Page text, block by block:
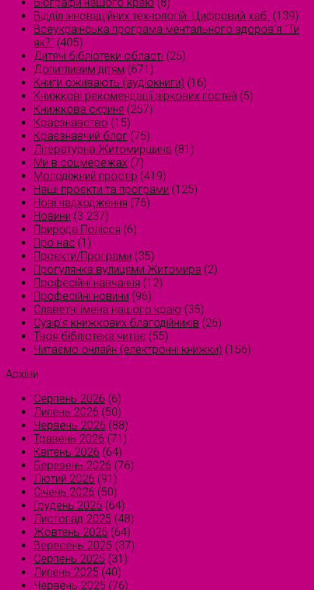
Відділ інноваційних технологій. Цифровий хаб. (139)
Всеукраїнська програма ментального здоров'я "Ти
як?" (405)
Дитячі бібліотеки області (25)
Допитливим дітям (671)
Книги оживають (аудіокниги) (16)
Книжкові рекомендації зіркових гостей (5)
Книжкова скриня (257)
Краєзнавство (15)
Краєзнавчий блог (75)
Літературна Житомирщина (81)
Ми в соцмережах (7)
Молодіжний простір (419)
Наші проєкти та програми (125)
Нові надходження (76)
Новини (3 237)
Природа Полісся (6)
Про нас (1)
Проєкти/Програми (35)
Прогулянка вулицями Житомира (2)
Професійні навчання (12)
Професійні новини (96)
Славетні імена нашого краю (35)
Сузірʼя книжкових благодійників (26)
Твоя бібліотека читає (55)
Читаємо онлайн (електронні книжки) (156)
Архіви
Серпень 2026 (6)
Липень 2026 (50)
Червень 2026 (88)
Травень 2026 (71)
Квітень 2026 (64)
Березень 2026 (76)
Лютий 2026 (91)
Січень 2026 (50)
Грудень 2025 (64)
Листопад 2025 (48)
Жовтень 2025 (64)
Вересень 2025 (37)
Серпень 2025 (31)
Липень 2025 (40)
Червень 2025 (76)